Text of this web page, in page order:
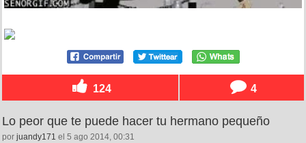
124 4
Lo peor que te puede hacer tu hermano pequeño
por juandy171 el 5 ago 2014, 00:31